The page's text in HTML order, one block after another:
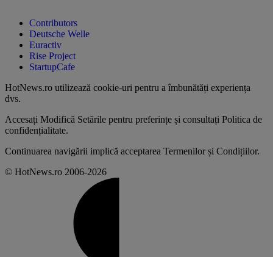
Contributors
Deutsche Welle
Euractiv
Rise Project
StartupCafe
HotNews.ro utilizează cookie-uri pentru a îmbunătăți experiența
dvs.
Accesați Modifică Setările pentru preferințe și consultați Politica de
confidențialitate.
Continuarea navigării implică acceptarea Termenilor și Condițiilor.
© HotNews.ro 2006-2026